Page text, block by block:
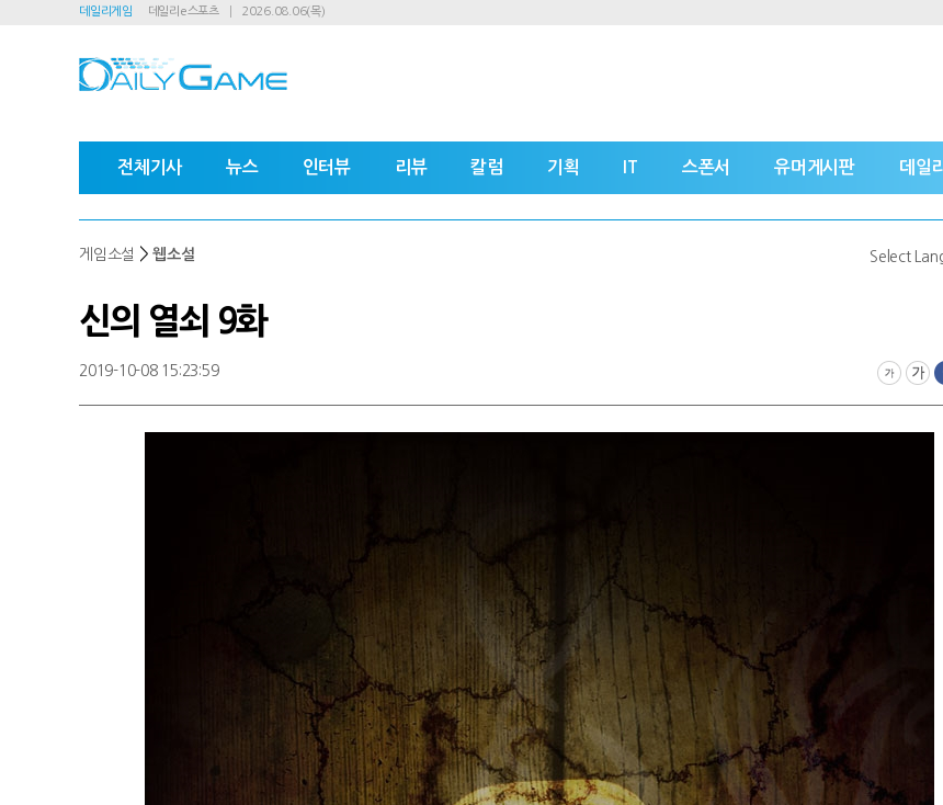
데일리게임 데일리e스포츠 2026.08.06(목)
전체기사 뉴스 인터뷰 리뷰 칼럼 기획 IT 스폰서 유머게시판 데일
게임소설 >웹소설 Select
신의 열쇠 9화
2019-10-08 15:23:59